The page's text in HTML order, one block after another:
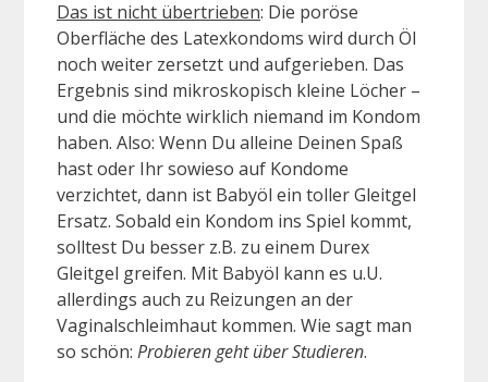
Das ist nicht übertrieben: Die poröse
Oberfläche des Latexkondoms wird durch Öl
noch weiter zersetzt und aufgerieben. Das
Ergebnis sind mikroskopisch kleine Löcher –
und die möchte wirklich niemand im Kondom
haben. Also: Wenn Du alleine Deinen Spaß
hast oder Ihr sowieso auf Kondome
verzichtet, dann ist Babyöl ein toller Gleitgel
Ersatz. Sobald ein Kondom ins Spiel kommt,
solltest Du besser z.B. zu einem Durex
Gleitgel greifen. Mit Babyöl kann es u.U.
allerdings auch zu Reizungen an der
Vaginalschleimhaut kommen. Wie sagt man
so schön: Probieren geht über Studieren.